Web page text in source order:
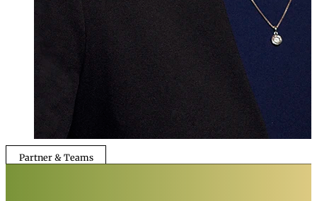
Partner & Teams